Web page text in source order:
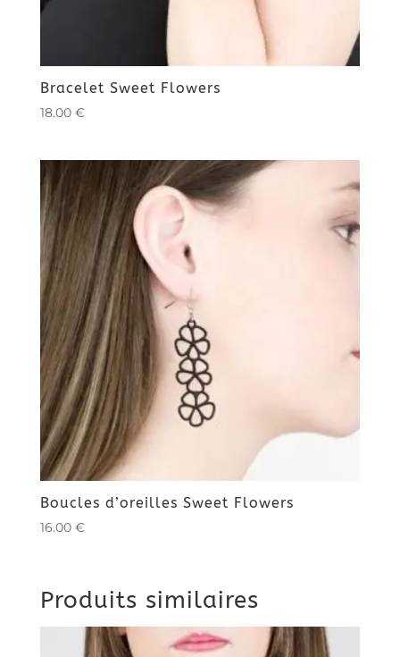
Bracelet Sweet Flowers
18.00 €
Boucles d’oreilles Sweet Flowers
16.00 €
Produits similaires